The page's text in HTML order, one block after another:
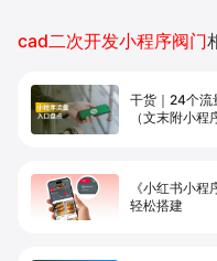
cad二次开发小程序阀门
干货｜24个流
（文末附小程
《小红书小
轻松搭建